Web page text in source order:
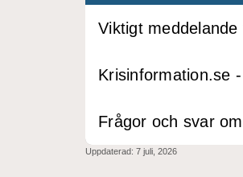
Viktigt
Krisinformation.se
Frågor och svar
Uppdaterad: 7 juli, 2026